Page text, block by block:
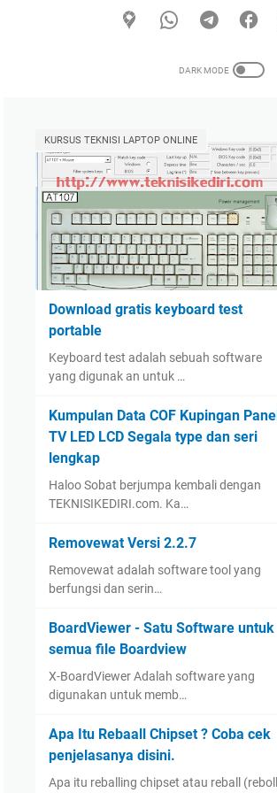
KURSUS TEKNISI LAPTOP ONLINE
Download gratis keyboard test
portable
Keyboard test adalah sebuah software
yang digunak an untuk …
Kumpulan Data COF Kupingan
TV LED LCD Segala type dan seri
lengkap
Haloo Sobat berjumpa kembali dengan
TEKNISIKEDIRI.com. Ka…
Removewat Versi 2.2.7
Removewat adalah software tool yang
berfungsi dan serin…
BoardViewer - Satu Software untuk
semua file Boardview
X-BoardViewer Adalah software yang
digunakan untuk memb…
Apa Itu Rebaall Chipset ? Coba cek
penjelasanya disini.
Apa itu reballing chipset atau reball